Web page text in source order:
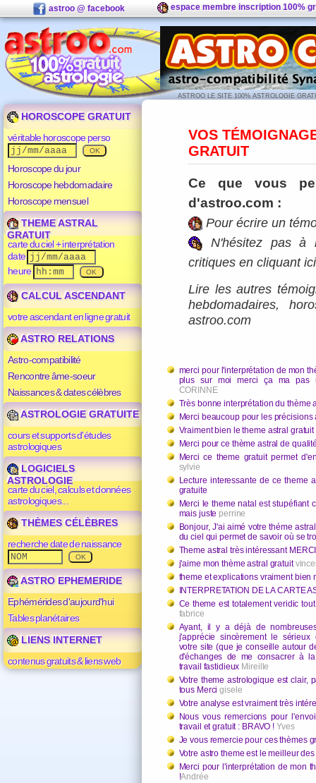
astroo @ facebook espace membre inscription 100%
ASTROO LE SITE 100% ASTROLOGIE
HOROSCOPE GRATUIT
véritable horoscope perso
Horoscope du jour
Horoscope hebdomadaire
Horoscope mensuel
THEME ASTRAL
GRATUIT
carte du ciel + interprétation
date
heure
CALCUL ASCENDANT
votre ascendant en ligne gratuit
ASTRO RELATIONS
Astro-compatibilité
Rencontre âme-soeur
Naissances & dates célèbres
ASTROLOGIE GRATUITE
cours et supports d'études
astrologiques
LOGICIELS
ASTROLOGIE
carte du ciel, calculs et données
astrologiques...
THÈMES CÉLÈBRES
recherche date de naissance
ASTRO EPHEMERIDE
Ephémérides d'aujourd'hui
Tables planétaires
LIENS INTERNET
contenus gratuits & liens web
VOS
GRATUIT
Ce que vous
d'astroo.com :
Pour écrire un
N'hésitez pas à
critiques en cliquant ici
Lire les autres
hebdomadaires,
astroo.com
merci pour l'interprétation de mon
plus sur moi merci ça ma pas
CORINNE
Très bonne interprétation du thème
Merci beaucoup pour les
Vraiment bien le theme astral
Merci pour ce thème astral de
Merci ce theme gratuit permet
sylvie
Lecture interessante de ce theme
gratuite
Merci le theme natal est stupéfiant
mais juste perrine
Bonjour, J'ai aimé votre théme
du ciel qui permet de savoir où se
Theme astral très intéressant
j'aime mon thème astral gratuit
theme et explications vraiment bien
INTERPRETATION DE LA CARTE
Ce theme est totalement veridic
fabrice
Ayant, il y a déjà de
j'apprécie sincèrement le sérieux
votre site (que je conseille autour
d'échanges de me consacrer à
travail fastidieux Mireille
Votre theme astrologique est clair,
tous Mercigisele
Votre analyse est vraiment très
Nous vous remercions pour
travail et gratuit : BRAVO !Yves
Je vous remercie pour ces thèmes
Votre astro theme est le meilleur
Merci pour l'interprétation de mon
!Andrée